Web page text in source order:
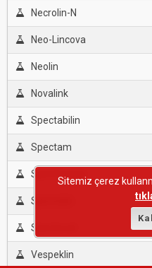
Necrolin-N
Neo-Lincova
Neolin
Novalink
Spectabilin
Spectam
Spectinomis
Spectolin
Spectovet
Vespeklin
Sitemiz çerez